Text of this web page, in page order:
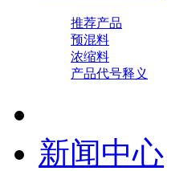
推荐产品
预混料
浓缩料
产品代号释义
新闻中心